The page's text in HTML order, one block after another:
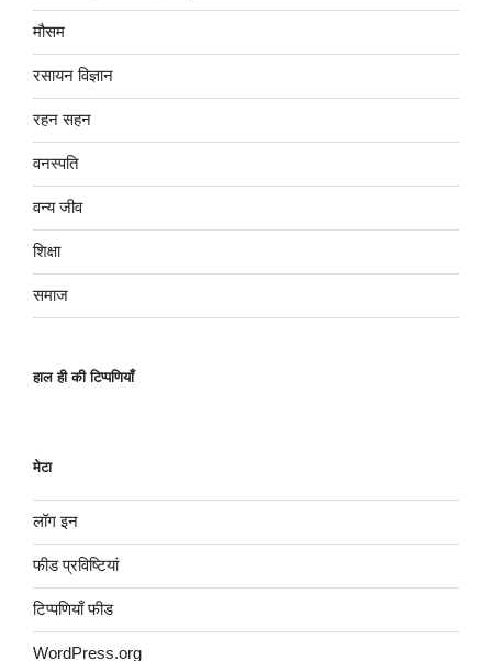
मौसम
रसायन विज्ञान
रहन सहन
वनस्पति
वन्य जीव
शिक्षा
समाज
हाल ही की टिप्पणियाँ
मेटा
लॉग इन
फीड प्रविष्टियां
टिप्पणियाँ फीड
WordPress.org